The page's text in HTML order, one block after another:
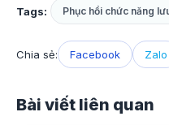
Tags: Phục hồi chức năng
Chia sẻ: Facebook Zalo
Bài viết liên quan